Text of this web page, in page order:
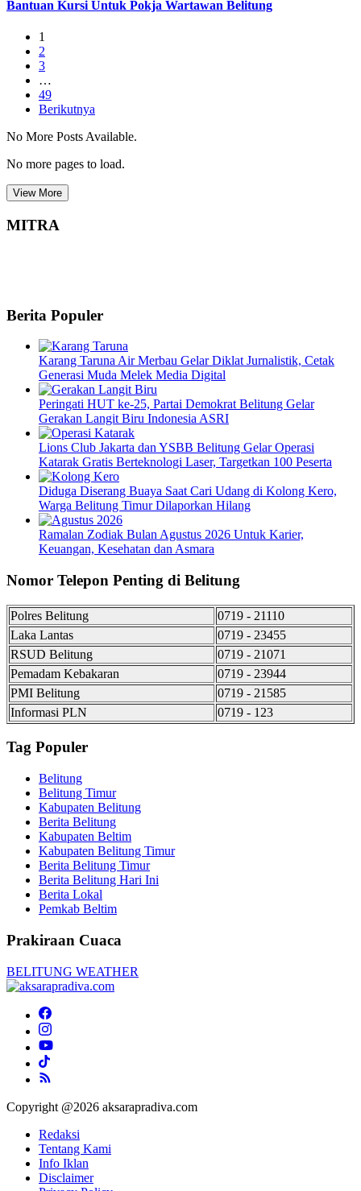
Bantuan Kursi Untuk Pokja Wartawan Belitung
1
2
3
…
49
Berikutnya
No More Posts Available.
No more pages to load.
View More
MITRA
Berita Populer
Karang Taruna Air Merbau Gelar Diklat Jurnalistik, Cetak
Generasi Muda Melek Media Digital
Peringati HUT ke-25, Partai Demokrat Belitung Gelar
Gerakan Langit Biru Indonesia ASRI
Lions Club Jakarta dan YSBB Belitung Gelar Operasi
Katarak Gratis Berteknologi Laser, Targetkan 100 Peserta
Diduga Diserang Buaya Saat Cari Udang di Kolong Kero,
Warga Belitung Timur Dilaporkan Hilang
Ramalan Zodiak Bulan Agustus 2026 Untuk Karier,
Keuangan, Kesehatan dan Asmara
Nomor Telepon Penting di Belitung
Polres Belitung
0719 - 21110
Laka Lantas
0719 - 23455
RSUD Belitung
0719 - 21071
Pemadam Kebakaran
0719 - 23944
PMI Belitung
0719 - 21585
Informasi PLN
0719 - 123
Tag Populer
Belitung
Belitung Timur
Kabupaten Belitung
Berita Belitung
Kabupaten Beltim
Kabupaten Belitung Timur
Berita Belitung Timur
Berita Belitung Hari Ini
Berita Lokal
Pemkab Beltim
Prakiraan Cuaca
BELITUNG WEATHER
Copyright @2026 aksarapradiva.com
Redaksi
Tentang Kami
Info Iklan
Disclaimer